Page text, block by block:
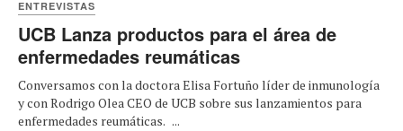
ENTREVISTAS
UCB Lanza productos para el área de
enfermedades reumáticas
Conversamos con la doctora Elisa Fortuño líder de inmunología
y con Rodrigo Olea CEO de UCB sobre sus lanzamientos para
enfermedades reumáticas. ...